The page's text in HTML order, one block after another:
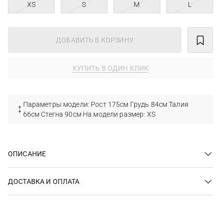
XS S M L
ДОБАВИТЬ В КОРЗИНУ
КУПИТЬ В ОДИН КЛИК
Параметры модели: Рост 175см Грудь 84см Талия
66см Стегна 90см На модели размер: XS
ОПИСАНИЕ
ДОСТАВКА И ОПЛАТА